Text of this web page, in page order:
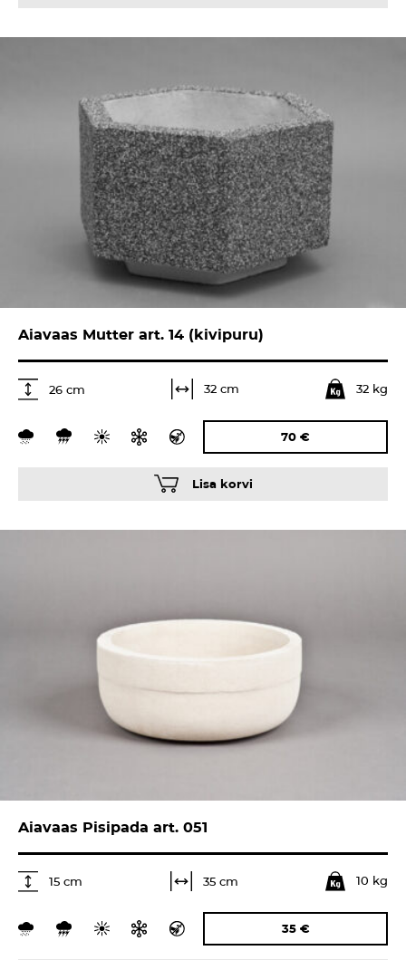
Aiavaas Mutter art. 14 (kivipuru)
26 cm 32 cm 32 kg
70 €
Lisa korvi
Aiavaas Pisipada art. 051
15 cm 35 cm 10 kg
35 €